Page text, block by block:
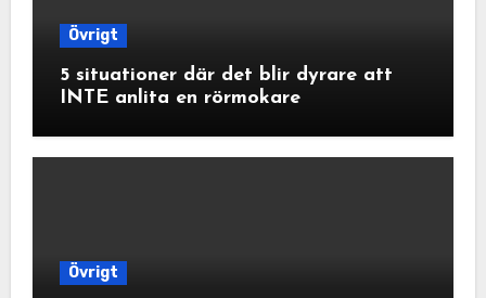
Övrigt
5 situationer där det blir dyrare att
INTE anlita en rörmokare
Övrigt